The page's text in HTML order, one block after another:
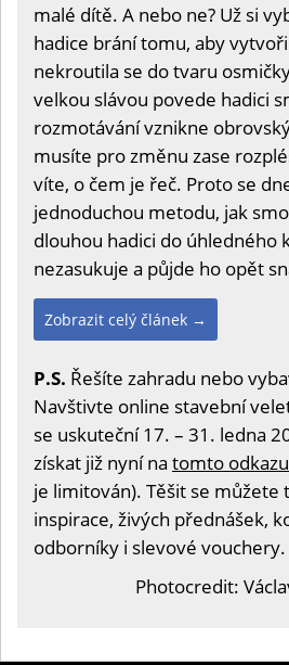
malé dítě. A nebo ne? Už si
hadice brání tomu, aby
nekroutila se do tvaru
velkou slávou povede hadici
rozmotávání vznikne
musíte pro změnu zase
víte, o čem je řeč. Proto se
jednoduchou metodu, jak
dlouhou hadici do úhledného
nezasukuje a půjde ho opět
Zobrazit celý článek →
P.S. Řešíte zahradu nebo
Navštivte online stavební
se uskuteční 17. – 31. ledna
získat již nyní na tomto odkazu
je limitován). Těšit se můžete
inspirace, živých přednášek,
odborníky i slevové vouchery.
Photocredit: